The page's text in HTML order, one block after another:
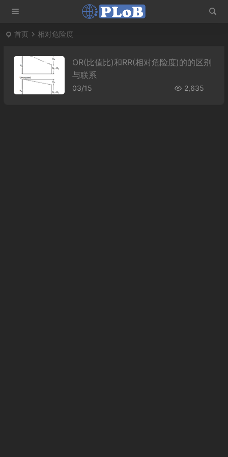
首页 相对危险度
OR(比值比)和RR(相对危险度)的的区别
与联系
03/15 2,635